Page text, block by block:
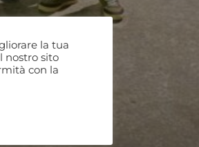
la tua
nostro sito
con la